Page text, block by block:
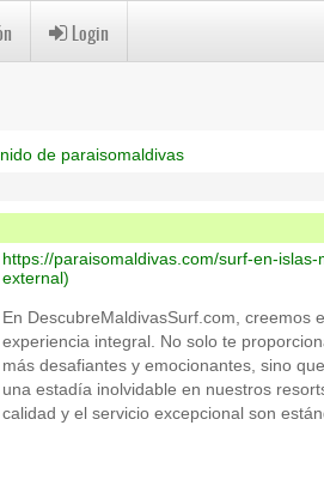
Login
de paraisomaldivas
https://paraisomaldivas.com/surf-en-islas-
external)
En DescubreMaldivasSurf.com, creemos
experiencia integral. No solo te
más desafiantes y emocionantes, sino
una estadía inolvidable en nuestros
calidad y el servicio excepcional son